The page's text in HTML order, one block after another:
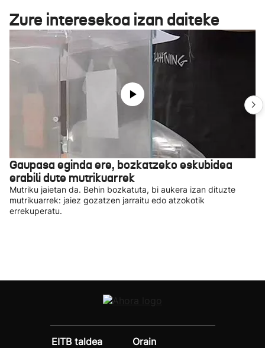
Zure interesekoa izan daiteke
Gaupasa eginda ere, bozkatzeko eskubidea
erabili dute mutrikuarrek
Mutriku jaietan da. Behin bozkatuta, bi aukera izan dituzte
mutrikuarrek: jaiez gozatzen jarraitu edo atzokotik
errekuperatu.
EITB taldea
Orain